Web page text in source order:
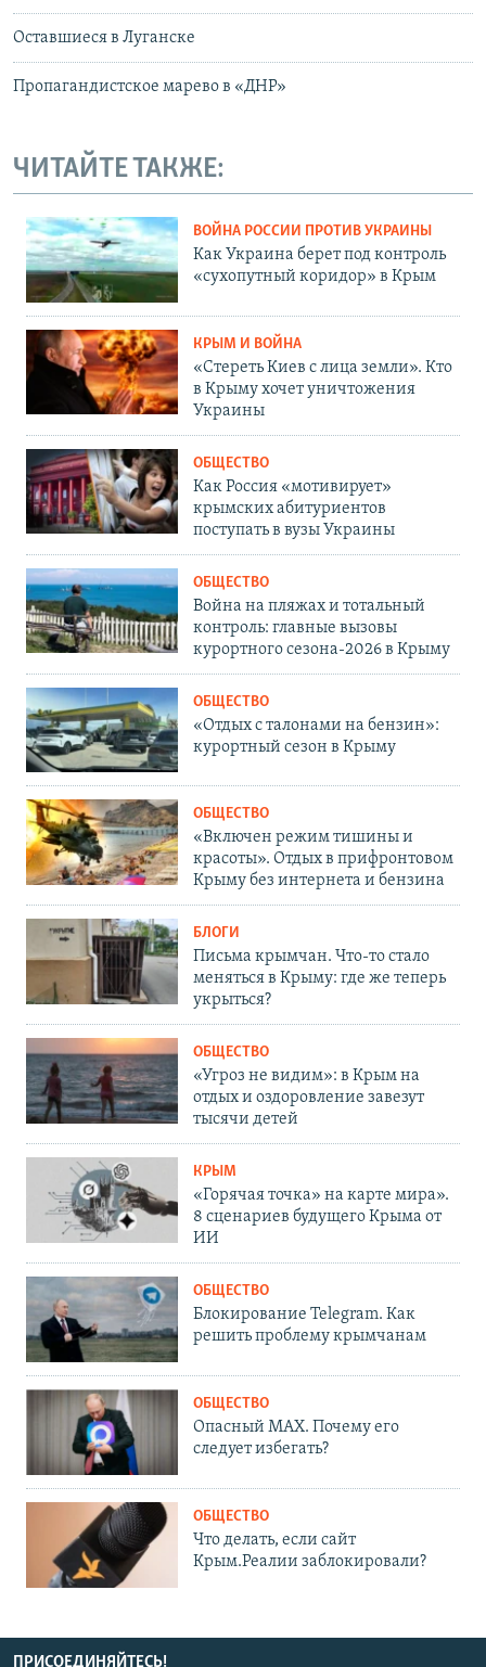
Оставшиеся в Луганске
Пропагандистское марево в «ДНР»
ЧИТАЙТЕ ТАКЖЕ:
ВОЙНА РОССИИ ПРОТИВ УКРАИНЫ
Как Украина берет под контроль
«сухопутный коридор» в Крым
КРЫМ И ВОЙНА
«Стереть Киев с лица земли». Кто
в Крыму хочет уничтожения
Украины
ОБЩЕСТВО
Как Россия «мотивирует»
крымских абитуриентов
поступать в вузы Украины
ОБЩЕСТВО
Война на пляжах и тотальный
контроль: главные вызовы
курортного сезона-2026 в Крыму
ОБЩЕСТВО
«Отдых с талонами на бензин»:
курортный сезон в Крыму
ОБЩЕСТВО
«Включен режим тишины и
красоты». Отдых в прифронтовом
Крыму без интернета и бензина
БЛОГИ
Письма крымчан. Что-то стало
меняться в Крыму: где же теперь
укрыться?
ОБЩЕСТВО
«Угроз не видим»: в Крым на
отдых и оздоровление завезут
тысячи детей
КРЫМ
«Горячая точка» на карте мира».
8 сценариев будущего Крыма от
ИИ
ОБЩЕСТВО
Блокирование Telegram. Как
решить проблему крымчанам
ОБЩЕСТВО
Опасный MAX. Почему его
следует избегать?
ОБЩЕСТВО
Что делать, если сайт
Крым.Реалии заблокировали?
ПРИСОЕДИНЯЙТЕСЬ!